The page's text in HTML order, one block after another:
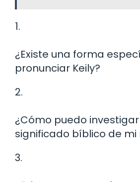
1.
¿Existe una forma
pronunciar Keily?
2.
¿Cómo puedo
significado bíblico de mi
3.